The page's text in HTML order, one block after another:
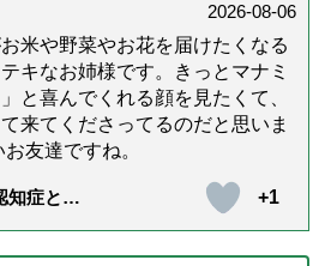
2026-08-06
米や野菜やお花を届けたくなる
キなお姉様です。きっとマナミ
と喜んでくれる顔を見たくて、
来てくださってるのだと思いま
友達ですね。
知症と介
+1